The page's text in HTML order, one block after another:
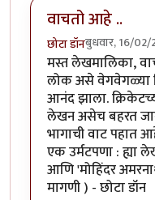
वाचतो आहे ..
छोटा डॉनबुधवार, 16/02/
मस्त लेखमालिका,
लोक असे वेगवेगळ्या
आनंद झाला.
लेखन असेच बहरत
भागाची वाट पहात
एक उर्मटपणा : ह्या
आणि 'मोहिंदर
मागणी ) - छोटा डॉन